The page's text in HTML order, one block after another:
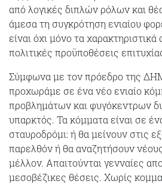
από λογικές διπλών ρόλων και
άμεσα τη συγκρότηση ενιαίου
είναι όχι μόνο τα χαρακτηριστικά
πολιτικές προϋποθέσεις
Σύμφωνα με τον πρόεδρο της
προχωράμε σε ένα νέο ενιαίο
προβλημάτων και φυγόκεντρων
υπαρκτός. Τα κόμματα είναι σε
σταυροδρόμι: ή θα μείνουν στις
παρελθόν ή θα αναζητήσουν
μέλλον. Απαιτούνται γενναίες
μεσοβέζικες θέσεις. Χωρίς